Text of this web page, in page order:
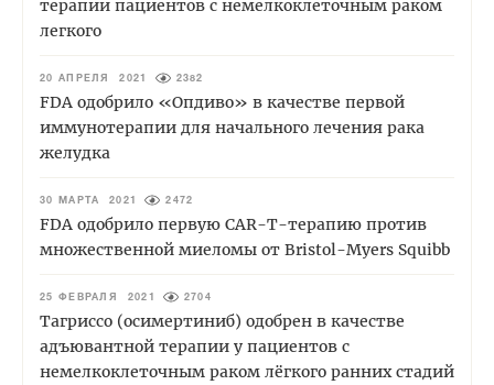
терапии пациентов с немелкоклеточным раком
легкого
20 АПРЕЛЯ 2021 2382
FDA одобрило «Опдиво» в качестве первой
иммунотерапии для начального лечения рака
желудка
30 МАРТА 2021 2472
FDA одобрило первую CAR-T-терапию против
множественной миеломы от Bristol-Myers Squibb
25 ФЕВРАЛЯ 2021 2704
Тагриссо (осимертиниб) одобрен в качестве
адъювантной терапии у пациентов с
немелкоклеточным раком лёгкого ранних стадий